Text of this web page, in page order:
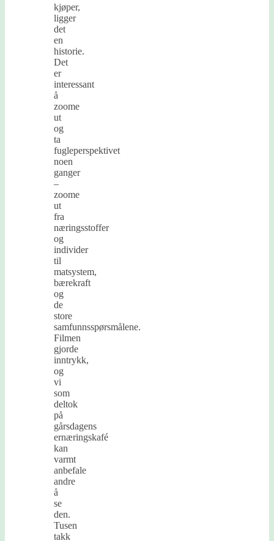
kjøper,
ligger
det
en
historie.
Det
er
interessant
å
zoome
ut
og
ta
fugleperspektivet
noen
ganger
–
zoome
ut
fra
næringsstoffer
og
individer
til
matsystem,
bærekraft
og
de
store
samfunnsspørsmålene.
Filmen
gjorde
inntrykk,
og
vi
som
deltok
på
gårsdagens
ernæringskafé
kan
varmt
anbefale
andre
å
se
den.
Tusen
takk